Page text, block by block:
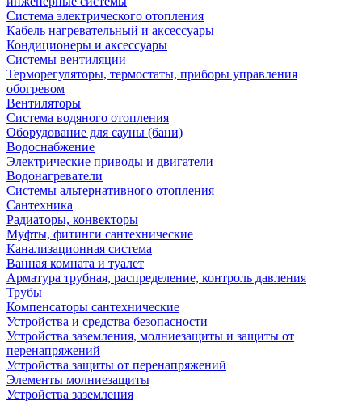
Система электрического отопления
Кабель нагревательный и аксессуары
Кондиционеры и аксессуары
Системы вентиляции
Терморегуляторы, термостаты, приборы управления
обогревом
Вентиляторы
Система водяного отопления
Оборудование для сауны (бани)
Водоснабжение
Электрические приводы и двигатели
Водонагреватели
Системы альтернативного отопления
Сантехника
Радиаторы, конвекторы
Муфты, фитинги сантехнические
Канализационная система
Ванная комната и туалет
Арматура трубная, распределение, контроль давления
Трубы
Компенсаторы сантехнические
Устройства и средства безопасности
Устройства заземления, молниезащиты и защиты от
перенапряжений
Устройства защиты от перенапряжений
Элементы молниезащиты
Устройства заземления